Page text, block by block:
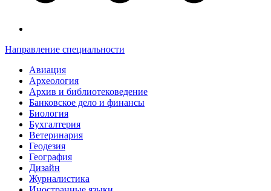
Направление специальности
Авиация
Археология
Архив и библиотековедение
Банковское дело и финансы
Биология
Бухгалтерия
Ветеринария
Геодезия
География
Дизайн
Журналистика